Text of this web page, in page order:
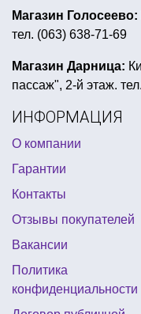
аксессуары день
свечи с фейерверком
универсальные
латексные
шапка новогодняя
воздушные шары на
день рождение в
костюмы на
тарелки бумажные
красивый
гарри поттер
декорации на
Магазин Голосеево:
тел. (063) 638-71-69
Магазин Дарница:
пассаж", 2-й этаж.
ИНФОРМАЦИЯ
О компании
Гарантии
Контакты
Отзывы покупателей
Вакансии
Политика
конфиденциальности